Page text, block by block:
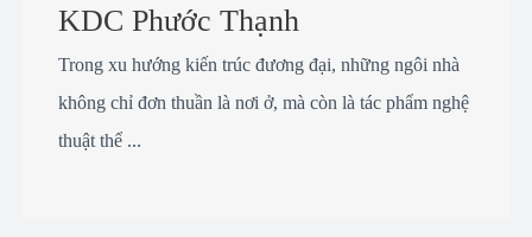
KDC Phước Thạnh
Trong xu hướng kiến trúc đương đại, những ngôi nhà
không chỉ đơn thuần là nơi ở, mà còn là tác phẩm nghệ
thuật thể ...